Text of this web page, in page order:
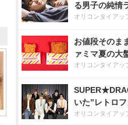
る男子の純情
オリコンタイアッ
お値段そのま
ァミマ夏の大
オリコンタイアッ
いた”レトロ
オリコンタイアッ